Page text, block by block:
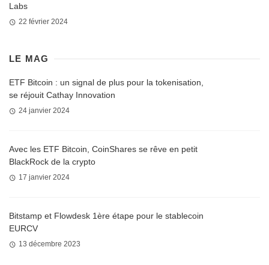
Labs
22 février 2024
LE MAG
ETF Bitcoin : un signal de plus pour la tokenisation,
se réjouit Cathay Innovation
24 janvier 2024
Avec les ETF Bitcoin, CoinShares se rêve en petit
BlackRock de la crypto
17 janvier 2024
Bitstamp et Flowdesk 1ère étape pour le stablecoin
EURCV
13 décembre 2023